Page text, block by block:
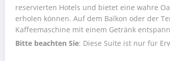
reservierten Hotels und bietet eine wahre
erholen können. Auf dem Balkon oder der
Kaffeemaschine mit einem Getränk
Bitte beachten Sie: Diese Suite ist nur für